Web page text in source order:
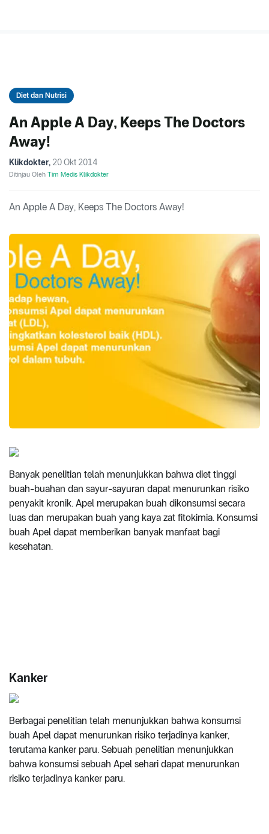
Diet dan Nutrisi
An Apple A Day, Keeps The Doctors
Away!
Klikdokter, 20 Okt 2014
Ditinjau Oleh Tim Medis Klikdokter
An Apple A Day, Keeps The Doctors Away!
Banyak penelitian telah menunjukkan bahwa diet tinggi
buah-buahan dan sayur-sayuran dapat menurunkan risiko
penyakit kronik. Apel merupakan buah dikonsumsi secara
luas dan merupakan buah yang kaya zat fitokimia. Konsumsi
buah Apel dapat memberikan banyak manfaat bagi
kesehatan.
Kanker
Berbagai penelitian telah menunjukkan bahwa konsumsi
buah Apel dapat menurunkan risiko terjadinya kanker,
terutama kanker paru. Sebuah penelitian menunjukkan
bahwa konsumsi sebuah Apel sehari dapat menurunkan
risiko terjadinya kanker paru.